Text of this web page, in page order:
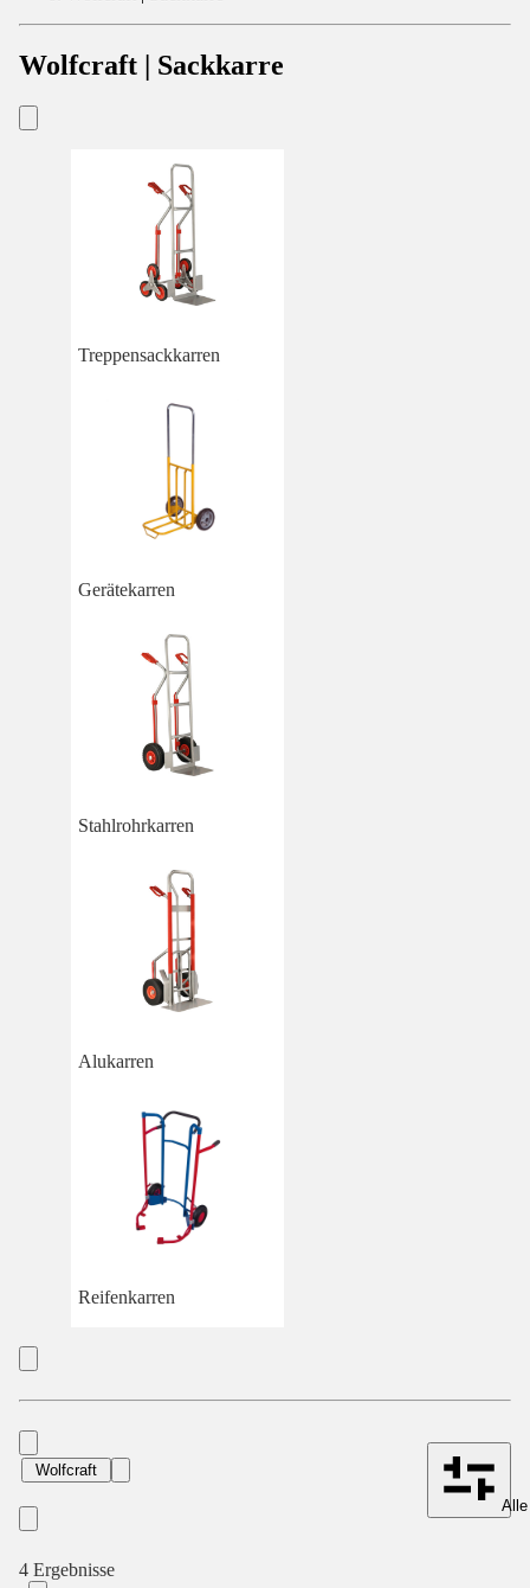
Wolfcraft | Sackkarre
Treppensackkarren
Gerätekarren
Stahlrohrkarren
Alukarren
Reifenkarren
Wolfcraft
4 Ergebnisse